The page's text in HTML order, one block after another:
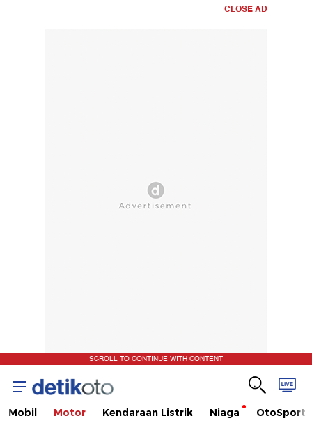
CLOSE AD
SCROLL TO CONTINUE WITH CONTENT
Mobil Motor Kendaraan Listrik Niaga OtoSport